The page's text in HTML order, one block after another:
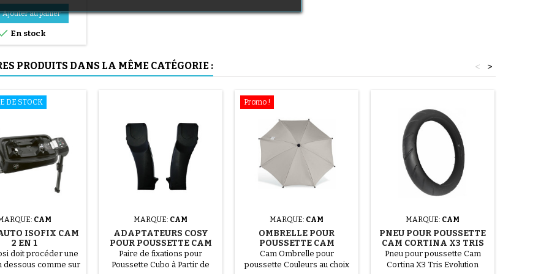
(1 avis)
avis)
Ajouter au panier
En stock
PRODUITS DANS LA MÊME CATÉGORIE : >
<
DE STOCK
CAM
ISOFIX CAM
2 EN 1
doit procéder une
dessous comme sur
MARQUE: CAM
ADAPTATEURS COSY
POUR POUSSETTE CAM
CUBO
Paire de fixations pour
Poussette Cubo à Partir de
Promo !
MARQUE: CAM
OMBRELLE POUR
POUSSETTE CAM
Cam Ombrelle pour
poussette Couleurs au choix
MARQUE: CAM
PNEU POUR POUSSETTE
CAM CORTINA X3 TRIS
EVOLUTION
Pneu pour poussette Cam
Cortina X3 Tris Evolution